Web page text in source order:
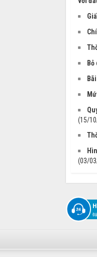
(15/
(03/